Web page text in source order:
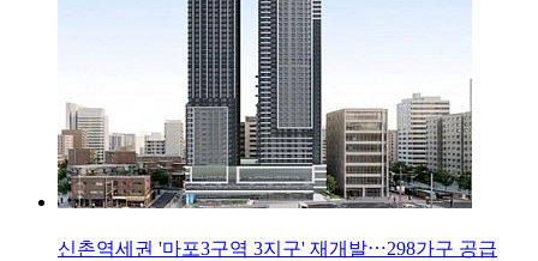
신촌역세권 '마포3구역 3지구' 재개발⋯298가구 공급